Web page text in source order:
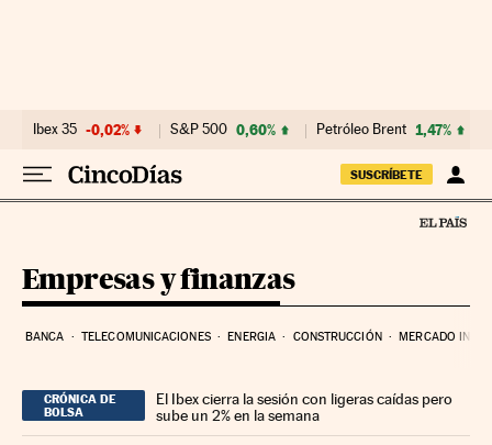
Ibex 35 -0,02% S&P 500 0,60% Petróleo Brent 1,47%
SUSCRÍBETE
Empresas y finanzas
BANCA TELECOMUNICACIONES ENERGIA CONSTRUCCIÓN MERCADO
CRÓNICA DE
BOLSA
El Ibex cierra la sesión con ligeras caídas pero
sube un 2% en la semana